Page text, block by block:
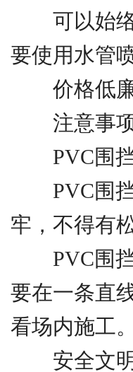
可以始络
要使用水管
价格低廉
注意事
PVC围挡
PVC围挡
牢，不得有
PVC围挡
要在一条直
看场内施工。
安全文明